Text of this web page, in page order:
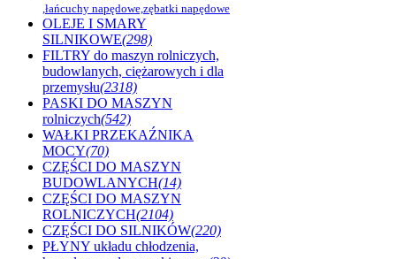
,łańcuchy napędowe,zębatki napędowe
OLEJE I SMARY
SILNIKOWE(298)
FILTRY do maszyn rolniczych,
budowlanych, ciężarowych i dla
przemysłu(2318)
PASKI DO MASZYN
rolniczych(542)
WAŁKI PRZEKAŹNIKA
MOCY(70)
CZĘŚCI DO MASZYN
BUDOWLANYCH(14)
CZĘŚCI DO MASZYN
ROLNICZYCH(2104)
CZĘŚCI DO SILNIKÓW(220)
PŁYNY układu chłodzenia,